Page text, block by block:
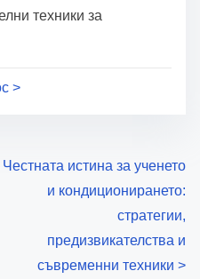
техники за
>
Честната истина за ученето
и кондиционирането:
стратегии,
предизвикателства и
съвременни техники >